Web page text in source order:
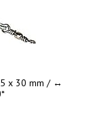
x 30 mm / ↔︎